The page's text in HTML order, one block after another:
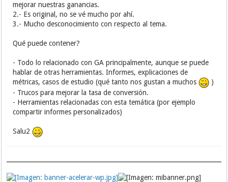
mejorar nuestras ganancias.
2.- Es original, no se vé mucho por ahí.
3.- Mucho desconocimiento con respecto al tema.
Qué puede contener?
- Todo lo relacionado con GA principalmente, aunque se puede
hablar de otras herramientas. Informes, explicaciones de
métricas, casos de estudio (qué tanto nos gustan a muchos
)
- Trucos para mejorar la tasa de conversión.
- Herramientas relacionadas con esta temática (por ejemplo
compartir informes personalizados)
Salu2